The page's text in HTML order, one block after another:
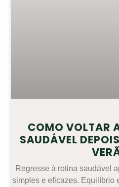
COMO VOLTAR
SAUDÁVEL
Regresse à rotina saudável
simples e eficazes. Equilíbrio